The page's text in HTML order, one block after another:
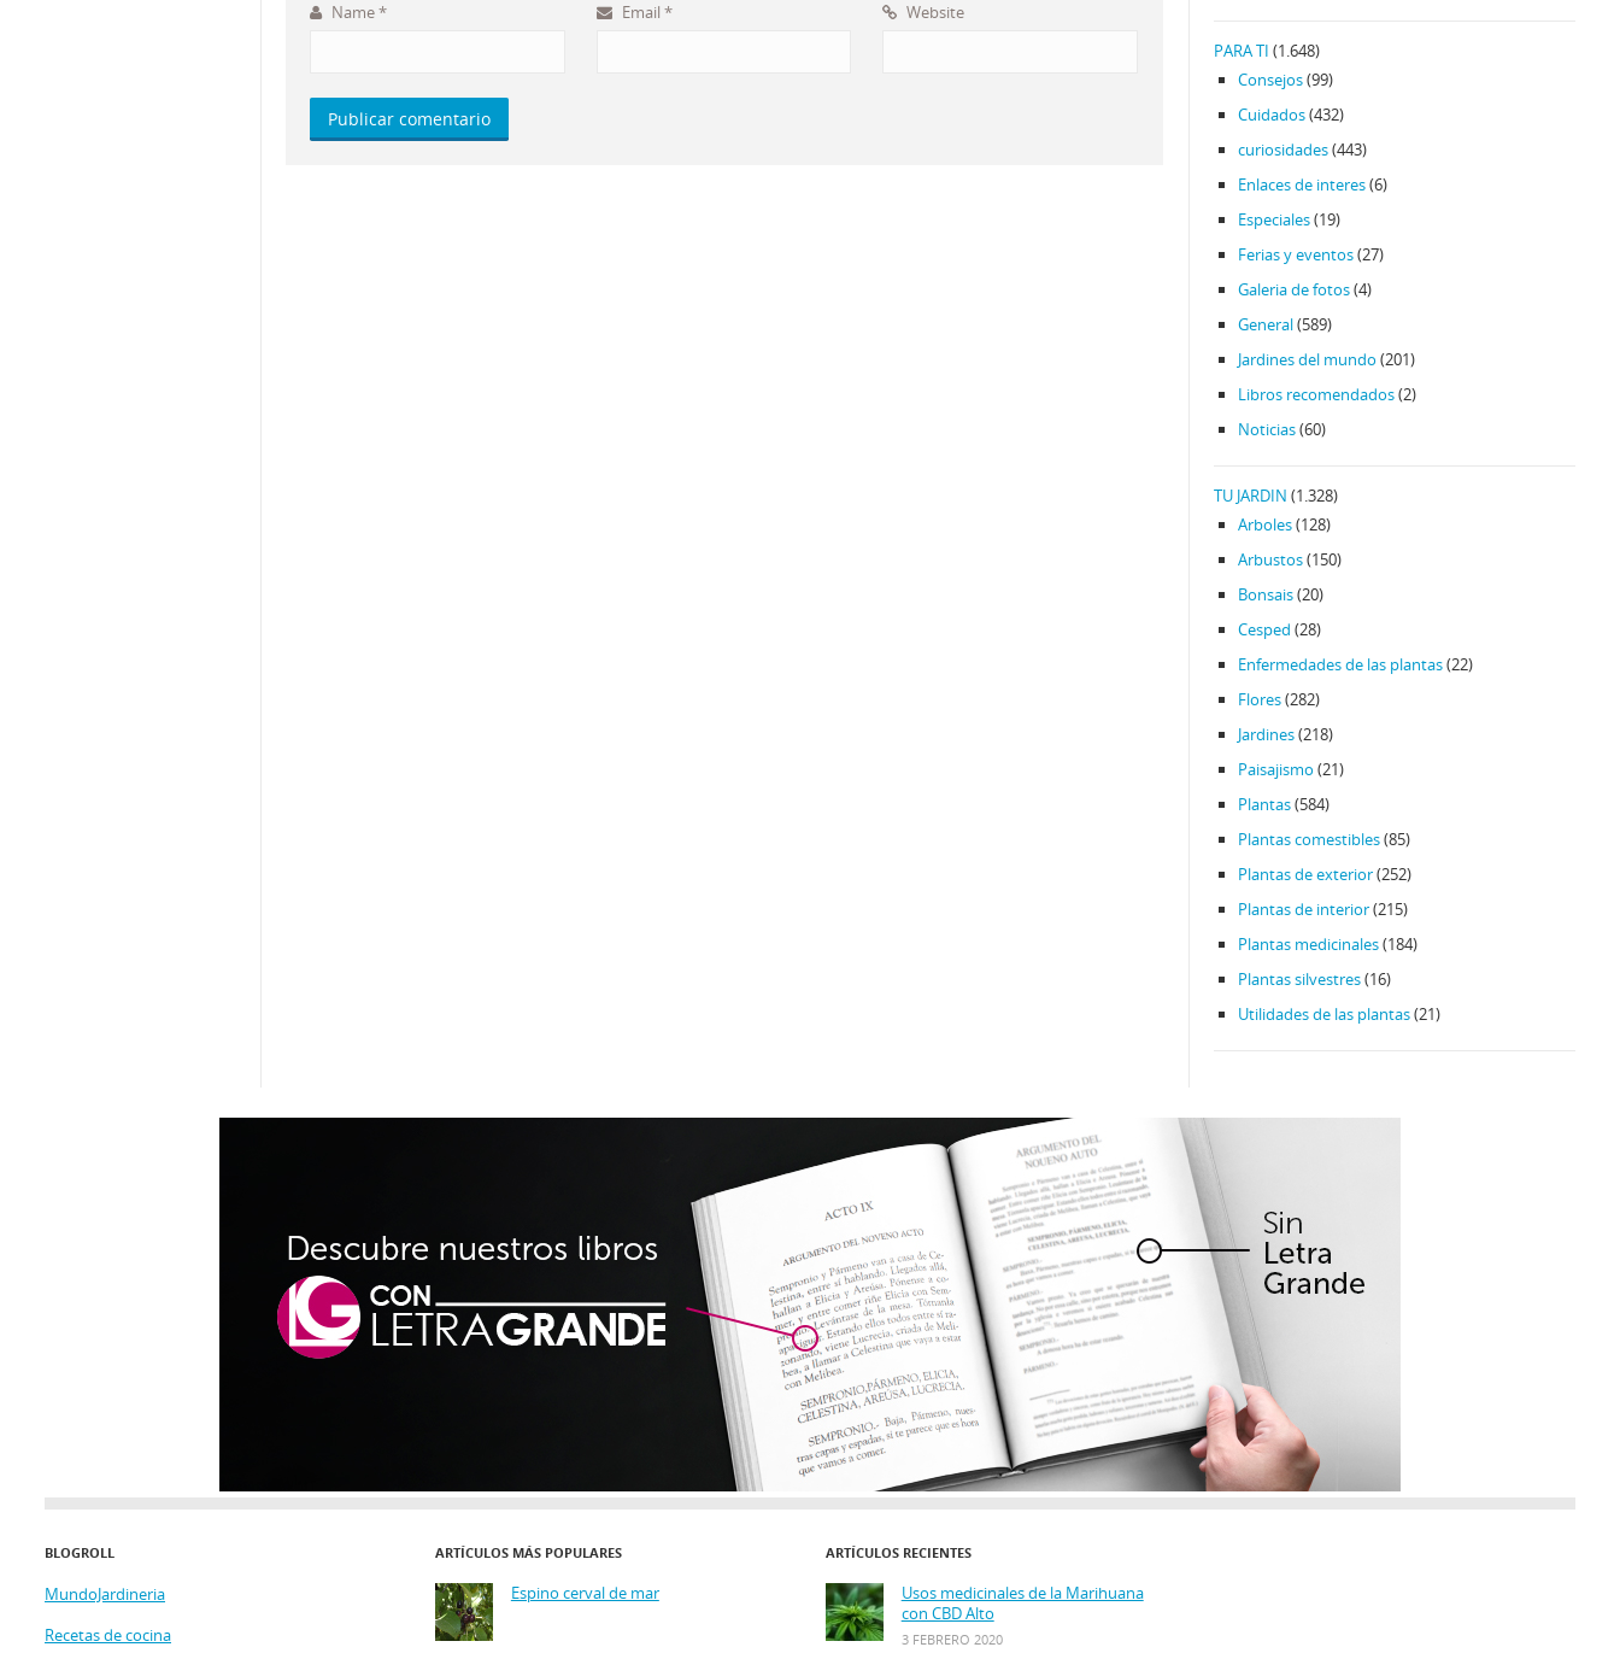
Name* Email * Website
PARA TI (1.648)
Consejos(99)
Cuidados(432)
curiosidades(443)
Enlaces de interes(6)
Especiales(19)
Ferias y eventos(27)
Galeria de fotos(4)
General(589)
Jardines del mundo (201)
Libros recomendados(2)
Noticias(60)
TU JARDIN (1.328)
Arboles(128)
Arbustos(150)
Bonsais(20)
Cesped (28)
Enfermedades de las plantas(22)
Flores(282)
Jardines(218)
Paisajismo (21)
Plantas(584)
Plantas comestibles(85)
Plantas de exterior(252)
Plantas de interior(215)
Plantas medicinales(184)
Plantas silvestres(16)
Utilidades de las plantas(21)
BLOGROLL
MundoJardineria
Recetas de cocina
ARTÍCULOS MÁS POPULARES
Espino cerval de mar
ARTÍCULOS RECIENTES
Usos medicinales de la Marihuana
con CBD Alto
3 FEBRERO 2020